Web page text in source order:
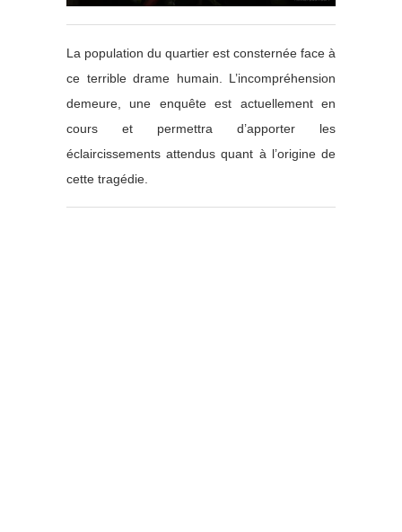
La population du quartier est consternée face à
ce terrible drame humain. L’incompréhension
demeure, une enquête est actuellement en
cours et permettra d’apporter les
éclaircissements attendus quant à l’origine de
cette tragédie.